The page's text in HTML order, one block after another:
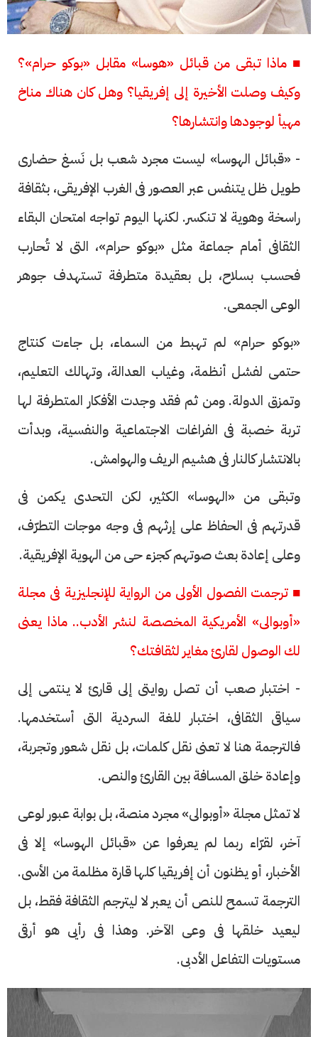
■ ماذا تبقى من قبائل «هوسا» مقابل «بوكو حرام»؟
وكيف وصلت الأخيرة إلى إفريقيا؟ وهل كان هناك مناخ
مهيأ لوجودها وانتشارها؟
- «قبائل الهوسا» ليست مجرد شعب بل نَسغ حضارى
طويل ظل يتنفس عبر العصور فى الغرب الإفريقى، بثقافة
راسخة وهوية لا تنكسر. لكنها اليوم تواجه امتحان البقاء
الثقافى أمام جماعة مثل «بوكو حرام»، التى لا تُحارب
فحسب بسلاح، بل بعقيدة متطرفة تستهدف جوهر
الوعى الجمعى.
«بوكو حرام» لم تهبط من السماء، بل جاءت كنتاج
حتمى لفشل أنظمة، وغياب العدالة، وتهالك التعليم،
وتمزق الدولة. ومن ثم فقد وجدت الأفكار المتطرفة لها
تربة خصبة فى الفراغات الاجتماعية والنفسية، وبدأت
بالانتشار كالنار فى هشيم الريف والهوامش.
وتبقى من «الهوسا» الكثير، لكن التحدى يكمن فى
قدرتهم فى الحفاظ على إرثهم فى وجه موجات التطرّف،
وعلى إعادة بعث صوتهم كجزء حى من الهوية الإفريقية.
■ ترجمت الفصول الأولى من الرواية للإنجليزية فى مجلة
«أوبوالى» الأمريكية المخصصة لنشر الأدب.. ماذا يعنى
لك الوصول لقارئ مغاير لثقافتك؟
- اختبار صعب أن تصل روايتى إلى قارئ لا ينتمى إلى
سياقى الثقافى، اختبار للغة السردية التى أستخدمها.
فالترجمة هنا لا تعنى نقل كلمات، بل نقل شعور وتجربة،
وإعادة خلق المسافة بين القارئ والنص.
لا تمثل مجلة «أوبوالى» مجرد منصة، بل بوابة عبور لوعى
آخر، لقرّاء ربما لم يعرفوا عن «قبائل الهوسا» إلا فى
الأخبار، أو يظنون أن إفريقيا كلها قارة مظلمة من الأسى.
الترجمة تسمح للنص أن يعبر لا ليترجم الثقافة فقط، بل
ليعيد خلقها فى وعى الآخر. وهذا فى رأيى هو أرقى
مستويات التفاعل الأدبى.